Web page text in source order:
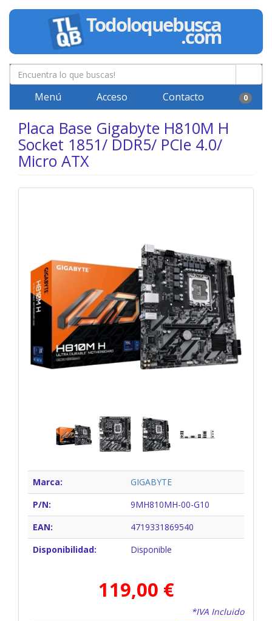
Menú Acceso Contacto 0
Placa Base Gigabyte H810M H
Socket 1851/ DDR5/ PCIe 4.0/
Micro ATX
Marca:
GIGABYTE
P/N:
9MH810MH-00-G10
EAN:
4719331869540
Disponibilidad:
Disponible
119,00 €
*IVA Incluido